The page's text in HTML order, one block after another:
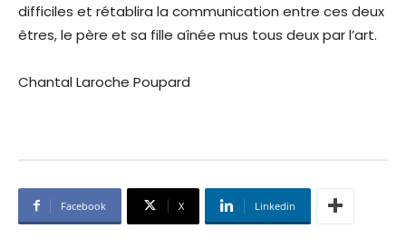
difficiles et rétablira la communication entre ces deux
êtres, le père et sa fille aînée mus tous deux par l’art.
Chantal Laroche Poupard
Facebook X Linkedin